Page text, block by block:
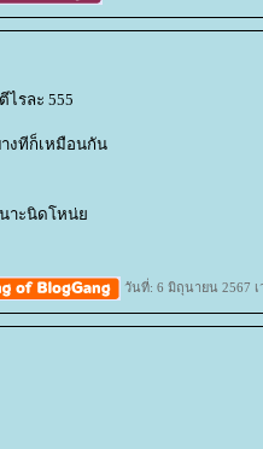
รละ 555
งทีก็เหมือนกัน
นาะนิดโหน่
วันที่: 6 มิถุนายน 2567 เ